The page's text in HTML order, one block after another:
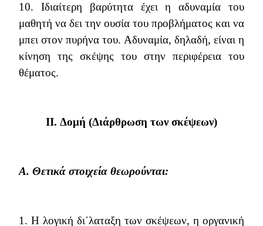
10. Ιδιαίτερη βαρύτητα έχει η αδυναμία του
μαθητή να δει την ουσία του προβλήματος και να
μπει στον πυρήνα του. Αδυναμία, δηλαδή, είναι η
κίνηση της σκέψης του στην περιφέρεια του
θέματος.
II. Δομή (Διάρθρωση των σκέψεων)
Α. Θετικά στοιχεία θεωρούνται:
1. Η λογική δι΄λαταξη των σκέψεων, η οργανική